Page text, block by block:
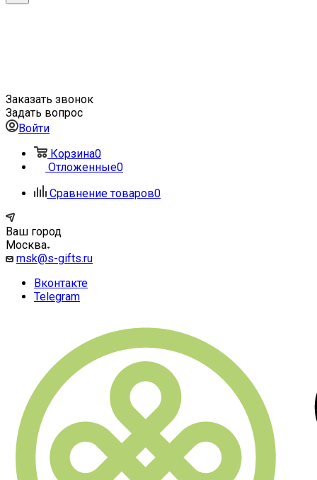
Заказать звонок
Задать вопрос
Войти
Корзина0
Отложенные0
Сравнение товаров0
Ваш город
Москва
msk@s-gifts.ru
Вконтакте
Telegram